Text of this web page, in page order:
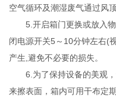
空气循环及潮湿废气通过风
5.开启箱门更换或放入物
闭电源开关5～10分钟左右(
产生,避免不必要的损失。
6.为了保持设备的美观，
来擦表面，箱内可用干布定期